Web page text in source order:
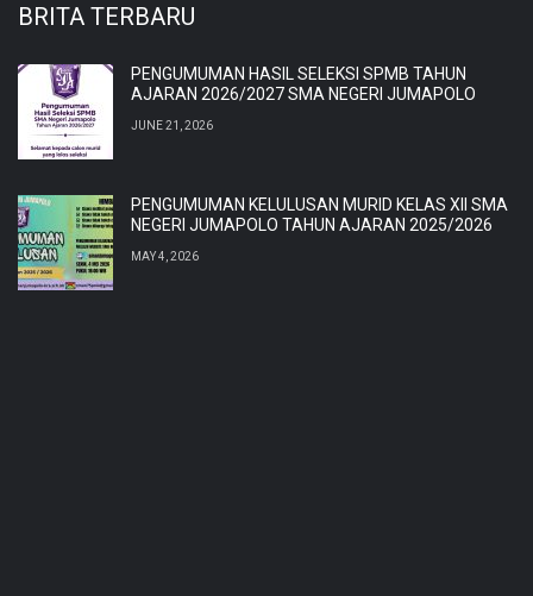
BRITA TERBARU
PENGUMUMAN HASIL SELEKSI SPMB TAHUN
AJARAN 2026/2027 SMA NEGERI JUMAPOLO
JUNE 21, 2026
PENGUMUMAN KELULUSAN MURID KELAS XII SMA
NEGERI JUMAPOLO TAHUN AJARAN 2025/2026
MAY 4, 2026